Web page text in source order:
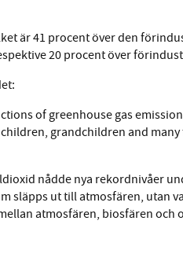
är 41 procent över den
20 procent över
of greenhouse gas
grandchildren and
nådde nya rekordnivåer
släpps ut till atmosfären, utan
atmosfären, biosfären och
1231368703